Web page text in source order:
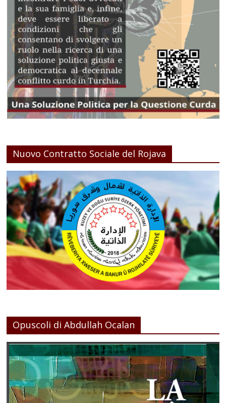
Nuovo Contratto Sociale del Rojava
Opuscoli di Abdullah Ocalan